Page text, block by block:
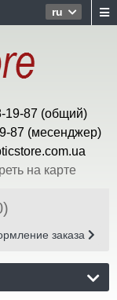
ru
19-87 (общий)
87 (месенджер)
на карте
заказа